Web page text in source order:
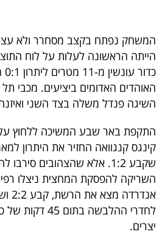
TOP-
5
המילון
פודקאסט
40
UNDER
40
המשחק נפתח בקצב מסחרר ולא
הייתה הראשונה לעלות על לוח
האוהדים האדומים ביציעים. מכבי
השיגה פנדל משלה בצד השני ואיזנה
התקפת באר שבע המשיכה ללחוץ
קינגס קנגוואה החזיר את היתרון
שקבע 1:2. אלא שהצהובים
השריקה להפסקת המחצית ניצלו
לחדרי ההלבשה
יצרים.